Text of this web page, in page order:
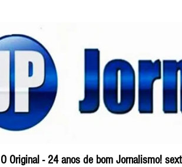
O Original - 24 anos de bom Jornalismo!